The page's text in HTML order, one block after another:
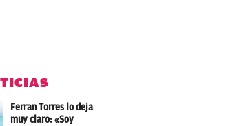
Ferran Torres lo deja
muy claro: «Soy